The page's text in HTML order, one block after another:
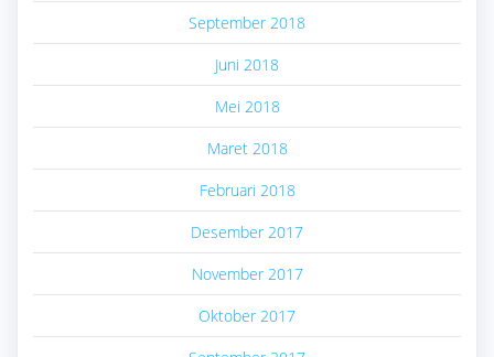
September 2018
Juni 2018
Mei 2018
Maret 2018
Februari 2018
Desember 2017
November 2017
Oktober 2017